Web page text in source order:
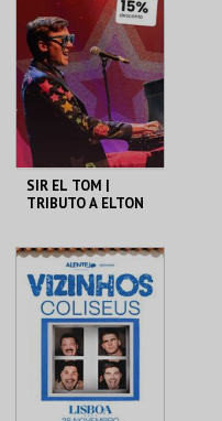
MAIS INFO
COMPRAR
SIR EL TOM |
TRIBUTO A ELTON
COLISEU DE LISBOA
MAIS INFO
COMPRAR